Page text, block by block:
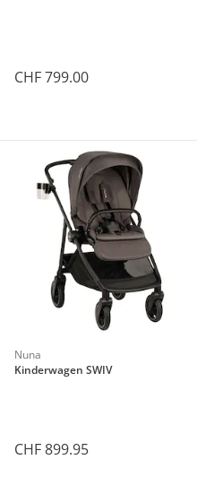
CHF 799.00
Nuna
Kinderwagen SWIV
CHF 899.95